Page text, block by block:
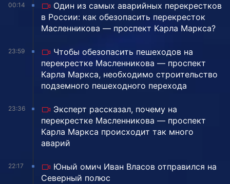
00:14
Один из самых аварийных перекрестков
в России: как обезопасить перекресток
Масленникова — проспект Карла Маркса?
23:59
Чтобы обезопасить пешеходов на
перекрестке Масленникова — проспект
Карла Маркса, необходимо строительство
подземного пешеходного перехода
23:36
Эксперт рассказал, почему на
перекрестке Масленникова — проспект
Карла Маркса происходит так много
аварий
22:17
Юный омич Иван Власов отправился на
Северный полюс